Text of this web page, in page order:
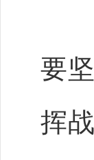
张
要
挥